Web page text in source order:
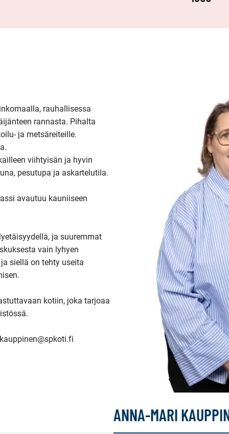
rauhallisessa
rannasta. Pihalta
ja metsäreiteille.
viihtyisän ja hyvin
pesutupa ja askartelutila.
avautuu kauniiseen
ja suuremmat
vain lyhyen
siellä on tehty useita
kotiin, joka tarjoaa
ANNA-MARI